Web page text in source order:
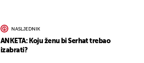
NASLJEDNIK
ANKETA: Koju ženu bi Serhat trebao
izabrati?